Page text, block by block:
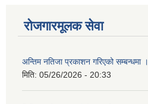
रोजगारमूलक सेवा
अन्तिम नतिजा प्रकाशन गरिएको सम्बन्धमा ।
मिति: 05/26/2026 - 20:33